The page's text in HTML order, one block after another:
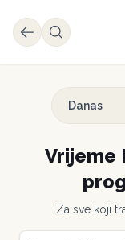
Danas
Vrijeme
Za sve koji